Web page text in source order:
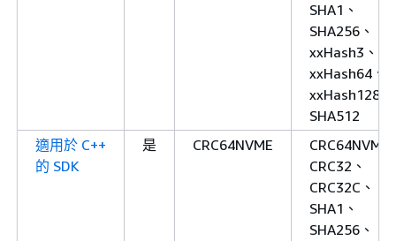
SHA1、
SHA256、
xxHash3、
xxHash64、
xxHash128、
SHA512
適用於 C++
的 SDK
是 CRC64NVME
CRC64NVME
CRC32、
CRC32C、
SHA1、
SHA256、